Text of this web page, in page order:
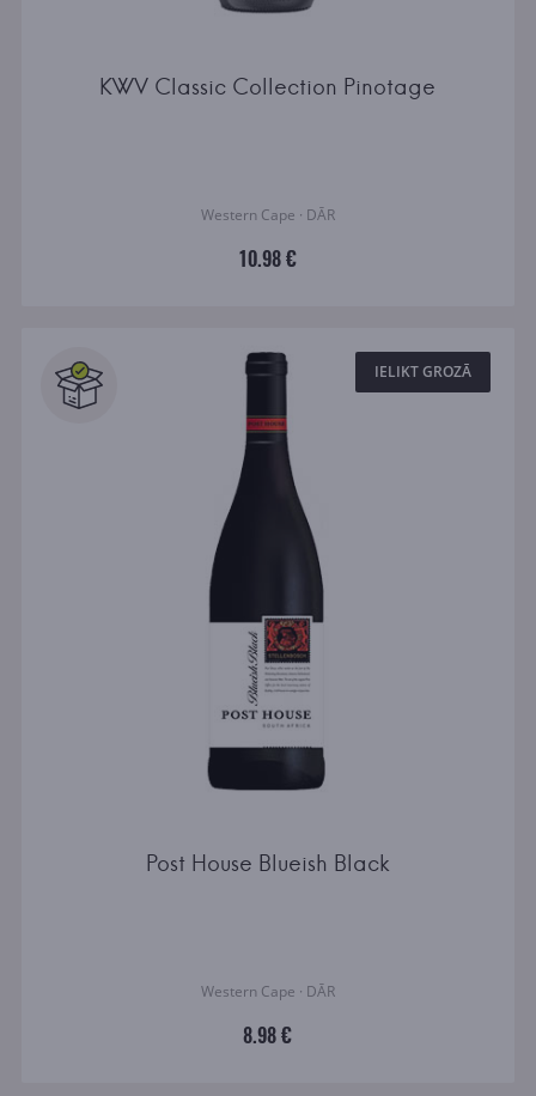
KWV Classic Collection Pinotage
Western Cape · DĀR
10.98 €
IELIKT GROZĀ
Post House Blueish Black
Western Cape · DĀR
8.98 €